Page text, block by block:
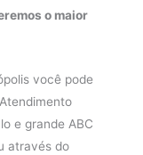
o maior
você pode
e grande ABC
através do